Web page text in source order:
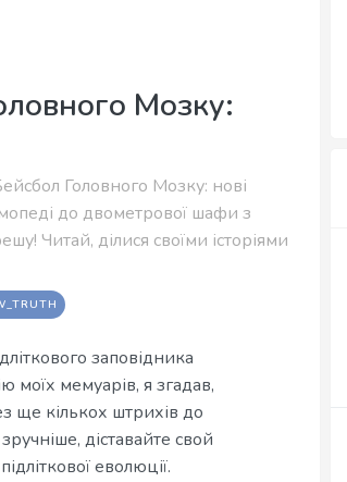
Мозку:
Головного Мозку: нові
до двометрової шафи з
Читай, ділися своїми історіями
заповідника
моїх мемуарів, я згадав,
ще кількох штрихів до
діставайте свой
еволюції.